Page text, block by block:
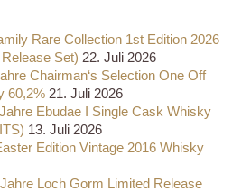
Rare Collection 1st Edition 2026
Set) 22. Juli 2026
Chairman‘s Selection One Off
60,2% 21. Juli 2026
Ebudae I Single Cask Whisky
13. Juli 2026
Edition Vintage 2016 Whisky
Loch Gorm Limited Release